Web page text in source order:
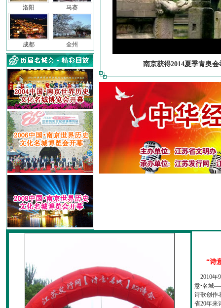
洛阳
成都
马赛
全州
南京获得2014夏季青奥会
“诗
2010年
意•名城
诗歌创作
省20年来